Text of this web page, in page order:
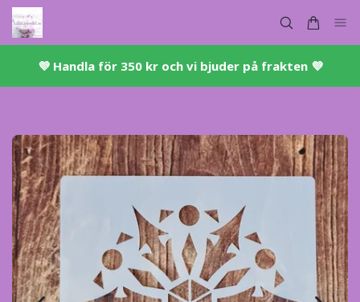
💜 ​Handla för 350 kr och vi bjuder på frakten 💜​